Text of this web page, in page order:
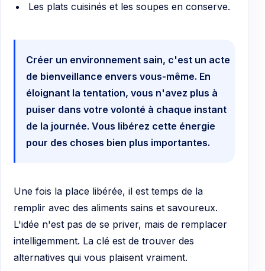
Les plats cuisinés et les soupes en conserve.
Créer un environnement sain, c'est un acte
de bienveillance envers vous-même. En
éloignant la tentation, vous n'avez plus à
puiser dans votre volonté à chaque instant
de la journée. Vous libérez cette énergie
pour des choses bien plus importantes.
Une fois la place libérée, il est temps de la
remplir avec des aliments sains et savoureux.
L'idée n'est pas de se priver, mais de remplacer
intelligemment. La clé est de trouver des
alternatives qui vous plaisent vraiment.